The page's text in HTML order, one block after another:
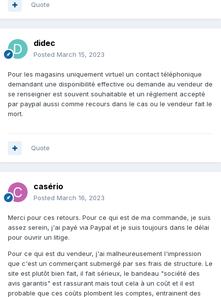
Quote
didec
Posted March 15, 2023
Pour les magasins uniquement virtuel un contact téléphonique
demandant une disponibilité effective ou demande au vendeur de
se renseigner est souvent souhaitable et un réglement accepté
par paypal aussi comme recours dans le cas ou le vendeur fait le
mort.
Quote
casério
Posted March 16, 2023
Merci pour ces retours. Pour ce qui est de ma commande, je suis
assez serein, j'ai payé via Paypal et je suis toujours dans le délai
pour ouvrir un litige.
Pour ce qui est du vendeur, j'ai malheureusement l'impression
que c'est un commerçant submergé par ses frais de structure. Le
site est plutôt bien fait, il fait sérieux, le bandeau "société des
avis garantis" est rassurant mais tout cela à un coût et il est
probable que ces coûts plombent les comptes, entrainent des